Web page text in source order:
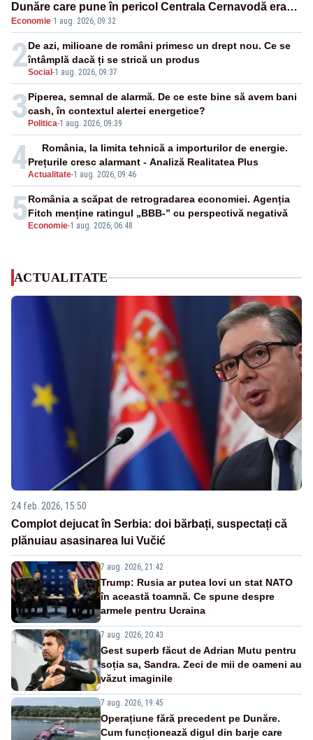
Dunăre care pune în pericol Centrala Cernavodă era
cunoscută de pe vremea lui Ceaușescu
Economie·1 aug. 2026, 09:32
2Social -1 aug. 2026, 09:37
De azi, milioane de români primesc un drept nou. Ce se
întâmplă dacă ți se strică un produs
3 Politica-1 aug. 2026, 09:39
Piperea, semnal de alarmă. De ce este bine să avem bani
cash, în contextul alertei energetice?
4Actualitate-1 aug. 2026, 09:46
România, la limita tehnică a importurilor de energie.
Prețurile cresc alarmant - Analiză Realitatea Plus
5 Economie-1 aug. 2026, 06:48
România a scăpat de retrogradarea economiei. Agenția
Fitch menține ratingul „BBB-” cu perspectivă negativă
ACTUALITATE
24 feb. 2026, 15:50
Complot dejucat în Serbia: doi bărbați, suspectați că
plănuiau asasinarea lui Vučić
7 aug. 2026, 21:42
Trump: Rusia ar putea lovi un stat NATO
în această toamnă. Ce spune despre
armele pentru Ucraina
7 aug. 2026, 20:43
Gest superb făcut de Adrian Mutu pentru
soția sa, Sandra. Zeci de mii de oameni au
văzut imaginile
7 aug. 2026, 19:45
Operațiune fără precedent pe Dunăre.
Cum funcționează digul din barje care